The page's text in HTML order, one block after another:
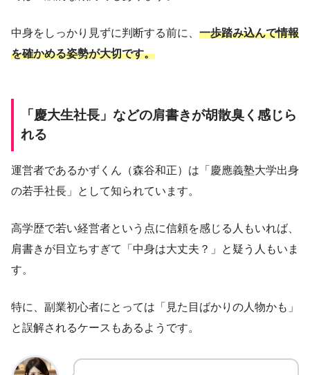
中身をしっかり見ずに判断する前に、 一歩踏み込んで情報
を確かめる姿勢が大切です。
「慶大生社長」などの肩書きが胡散臭く感じら
れる
運営者であるかずくん（森谷和正）は「慶應義塾大学出身
の若手社長」として知られています。
高学歴で若い経営者という点に信頼を感じる人もいれば、
肩書きが目立ちすぎて「中身は大丈夫？」と疑う人もいま
す。
特に、副業初心者にとっては「見た目ばかりの人物かも」
と誤解されるケースもあるようです。